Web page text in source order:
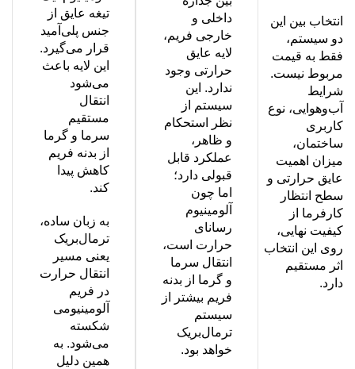
انتخاب بین این
دو سیستم،
فقط به قیمت
مربوط نیست.
شرایط
آب‌وهوایی، نوع
کاربری
ساختمان،
میزان اهمیت
عایق حرارتی و
سطح انتظار
کارفرما از
کیفیت نهایی،
روی این انتخاب
اثر مستقیم
دارد.
داخلی و
خارجی فریم،
لایه عایق
حرارتی وجود
ندارد. این
سیستم از
نظر استحکام
و ظاهر،
عملکرد قابل
قبولی دارد؛
اما چون
آلومینیوم
رسانای
حرارت است،
انتقال سرما
و گرما از بدنه
فریم بیشتر از
سیستم
ترمال‌بریک
خواهد بود.
تیغه عایق از
جنس پلی‌آمید
قرار می‌گیرد.
این لایه باعث
می‌شود
انتقال
مستقیم
سرما و گرما
از بدنه فریم
کاهش پیدا
کند.
به زبان ساده،
ترمال‌بریک
یعنی مسیر
انتقال حرارت
در فریم
آلومینیومی
شکسته
می‌شود. به
همین دلیل